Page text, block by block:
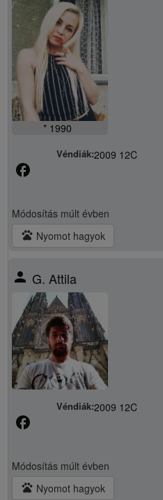
* 1990
Véndiák:2009 12C
facebook
Módosítás múlt évben
pets Nyomot hagyok
person G. Attila
Véndiák:2009 12C
facebook
Módosítás múlt évben
pets Nyomot hagyok